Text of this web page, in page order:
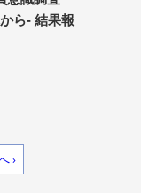
ら- 結果報
›